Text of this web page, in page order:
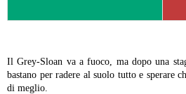
Il Grey-Sloan va a fuoco, ma dopo una
bastano per radere al suolo tutto e sperare
di meglio.